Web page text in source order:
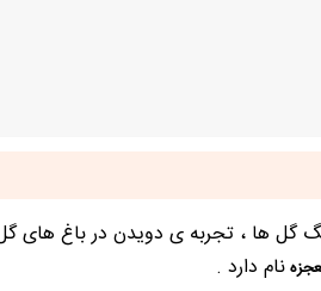
گل ها ، تجربه ی دویدن در باغ های
نام دارد .